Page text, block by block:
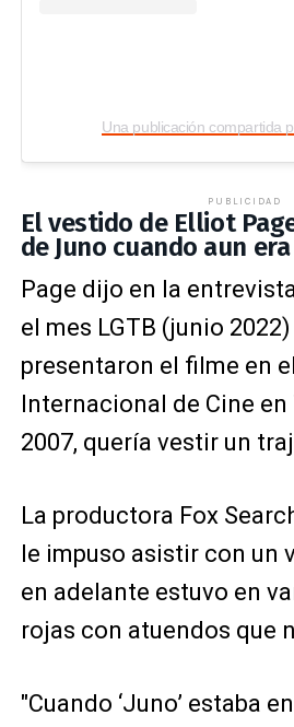
Una publicación compartida
PUBLICIDAD
El vestido de Elliot
de Juno cuando aun
Page dijo en la
el mes LGTB (junio
presentaron el filme en
Internacional de Cine
2007, quería vestir un
La productora Fox
le impuso asistir con un
en adelante estuvo en
rojas con atuendos que
"Cuando ‘Juno’ estaba